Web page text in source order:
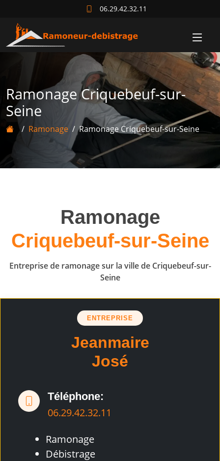
06.29.42.32.11
Ramonage Criquebeuf-sur-
Seine
Ramonage Ramonage Criquebeuf-sur-Seine
Ramonage
Criquebeuf-sur-Seine
Entreprise de ramonage sur la ville de Criquebeuf-sur-
Seine
ENTREPRISE
Jeanmaire
José
Téléphone:
06.29.42.32.11
Ramonage
Débistrage